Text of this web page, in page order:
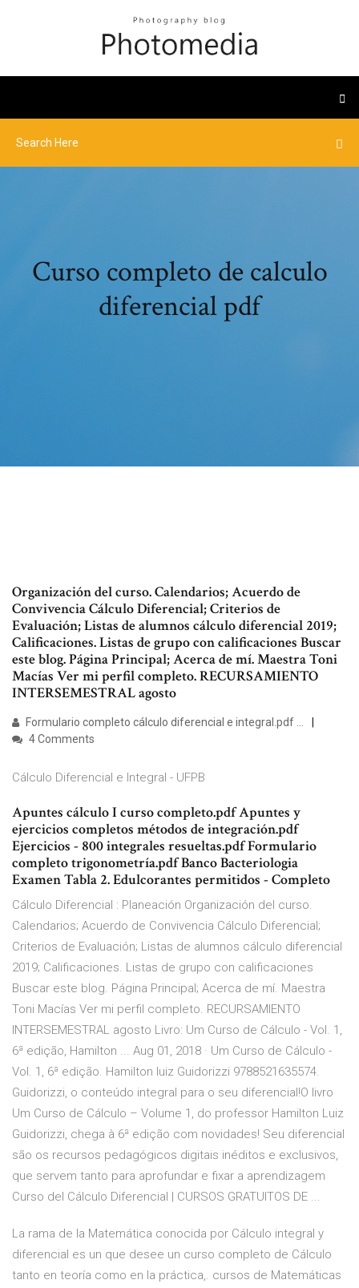
Curso completo de calculo
diferencial pdf
Organización del curso. Calendarios; Acuerdo de
Convivencia Cálculo Diferencial; Criterios de
Evaluación; Listas de alumnos cálculo diferencial 2019;
Calificaciones. Listas de grupo con calificaciones Buscar
este blog. Página Principal; Acerca de mí. Maestra Toni
Macías Ver mi perfil completo. RECURSAMIENTO
INTERSEMESTRAL agosto
Formulario completo cálculo diferencial e integral.pdf ...
4 Comments
Cálculo Diferencial e Integral - UFPB
Apuntes cálculo I curso completo.pdf Apuntes y
ejercicios completos métodos de integración.pdf
Ejercicios - 800 integrales resueltas.pdf Formulario
completo trigonometría.pdf Banco Bacteriologia
Examen Tabla 2. Edulcorantes permitidos - Completo
Cálculo Diferencial : Planeación Organización del curso.
Calendarios; Acuerdo de Convivencia Cálculo Diferencial;
Criterios de Evaluación; Listas de alumnos cálculo diferencial
2019; Calificaciones. Listas de grupo con calificaciones
Buscar este blog. Página Principal; Acerca de mí. Maestra
Toni Macías Ver mi perfil completo. RECURSAMIENTO
INTERSEMESTRAL agosto Livro: Um Curso de Cálculo - Vol. 1,
6ª edição, Hamilton ... Aug 01, 2018 · Um Curso de Cálculo -
Vol. 1, 6ª edição. Hamilton luiz Guidorizzi 9788521635574.
Guidorizzi, o conteúdo integral para o seu diferencial!O livro
Um Curso de Cálculo – Volume 1, do professor Hamilton Luiz
Guidorizzi, chega à 6ª edição com novidades! Seu diferencial
são os recursos pedagógicos digitais inéditos e exclusivos,
que servem tanto para aprofundar e fixar a aprendizagem
Curso del Cálculo Diferencial | CURSOS GRATUITOS DE ...
La rama de la Matemática conocida por Cálculo integral y
diferencial es un que desee un curso completo de Cálculo
tanto en teoría como en la práctica,. cursos de Matemáticas